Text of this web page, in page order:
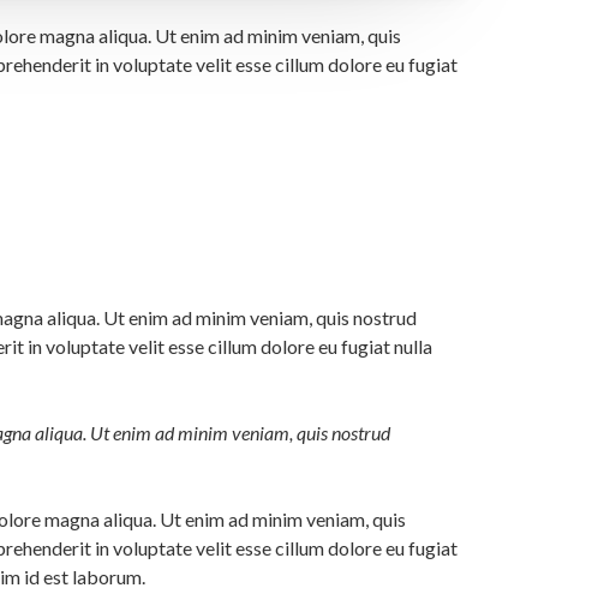
magna aliqua. Ut enim ad minim veniam, quis
in voluptate velit esse cillum dolore eu fugiat
aliqua. Ut enim ad minim veniam, quis nostrud
in voluptate velit esse cillum dolore eu fugiat nulla
aliqua. Ut enim ad minim veniam, quis nostrud
magna aliqua. Ut enim ad minim veniam, quis
in voluptate velit esse cillum dolore eu fugiat
id est laborum.